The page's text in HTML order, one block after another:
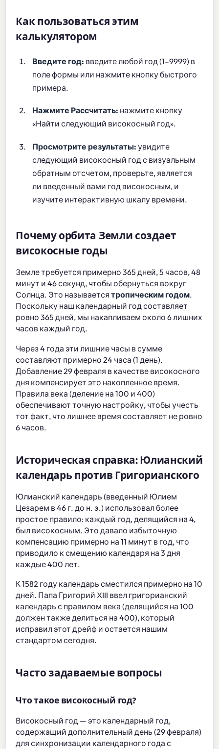
Как пользоваться этим
калькулятором
Введите год: введите любой год (1–9999) в
поле формы или нажмите кнопку быстрого
примера.
Нажмите Рассчитать: нажмите кнопку
«Найти следующий високосный год».
Просмотрите результаты: увидите
следующий високосный год с визуальным
обратным отсчетом, проверьте, является
ли введенный вами год високосным, и
изучите интерактивную шкалу времени.
Почему орбита Земли создает
високосные годы
Земле требуется примерно 365 дней, 5 часов, 48
минут и 46 секунд, чтобы обернуться вокруг
Солнца. Это называетсятропическим годом.
Поскольку наш календарный год составляет
ровно 365 дней, мы накапливаем около 6 лишних
часов каждый год.
Через 4 года эти лишние часы в сумме
составляют примерно 24 часа (1 день).
Добавление 29 февраля в качестве високосного
дня компенсирует это накопленное время.
Правила века (деление на 100 и 400)
обеспечивают точную настройку, чтобы учесть
тот факт, что лишнее время составляет не ровно
6 часов.
Историческая справка: Юлианский
календарь против Григорианского
Юлианский календарь (введенный Юлием
Цезарем в 46 г. до н. э.) использовал более
простое правило: каждый год, делящийся на 4,
был високосным. Это давало избыточную
компенсацию примерно на 11 минут в год, что
приводило к смещению календаря на 3 дня
каждые 400 лет.
К 1582 году календарь сместился примерно на 10
дней. Папа Григорий XIII ввел григорианский
календарь с правилом века (делящийся на 100
должен также делиться на 400), который
исправил этот дрейф и остается нашим
стандартом сегодня.
Часто задаваемые вопросы
Что такое високосный год?
Високосный год — это календарный год,
содержащий дополнительный день (29 февраля)
для синхронизации календарного года с